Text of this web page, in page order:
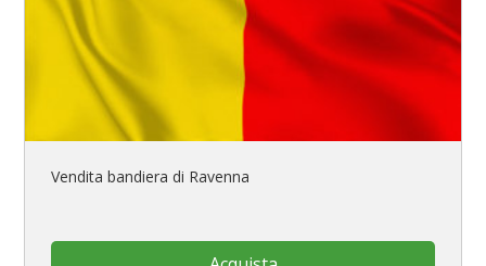
Vendita bandiera di Ravenna